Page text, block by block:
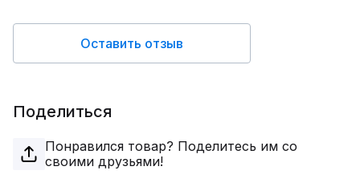
Оставить отзыв
Поделиться
Понравился товар? Поделитесь им со
своими друзьями!